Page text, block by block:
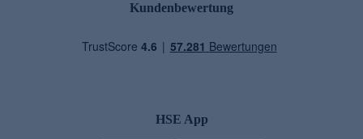
Kundenbewertung
HSE App